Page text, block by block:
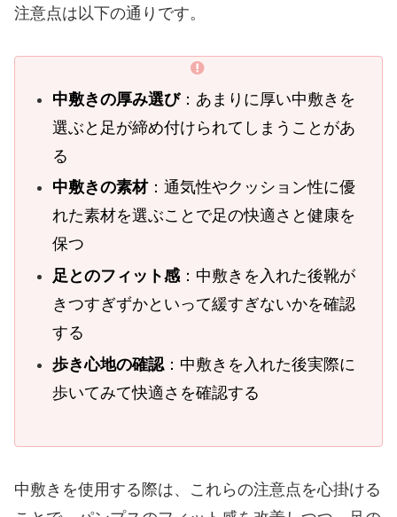
注意点は以下の通りです。
中敷きの厚み選び：あまりに厚い中敷きを
選ぶと足が締め付けられてしまうことがあ
る
中敷きの素材：通気性やクッション性に優
れた素材を選ぶことで足の快適さと健康を
保つ
足とのフィット感：中敷きを入れた後靴が
きつすぎずかといって緩すぎないかを確認
する
歩き心地の確認：中敷きを入れた後実際に
歩いてみて快適さを確認する
中敷きを使用する際は、これらの注意点を心掛ける